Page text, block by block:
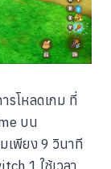
รโหลดเกม ที่
บน
มเพียง 9 วินาที